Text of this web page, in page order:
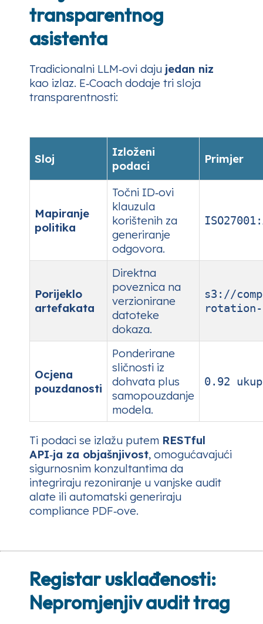
transparentnog
asistenta
Tradicionalni LLM‑ovi daju jedan niz
kao izlaz. E‑Coach dodaje tri sloja
transparentnosti:
Sloj
Izloženi
podaci
Primjer
Mapiranje
politika
Točni ID‑ovi
klauzula
korištenih za
generiranje
odgovora.
Porijeklo
artefakata
Direktna
poveznica na
verzionirane
datoteke
dokaza.
s3://
rotation-
Ocjena
pouzdanosti
Ponderirane
sličnosti iz
dohvata plus
samopouzdanje
modela.
0.92
Ti podaci se izlažu putem RESTful
API‑ja za objašnjivost, omogućavajući
sigurnosnim konzultantima da
integriraju rezoniranje u vanjske audit
alate ili automatski generiraju
compliance PDF‑ove.
Registar usklađenosti:
Nepromjenjiv audit trag